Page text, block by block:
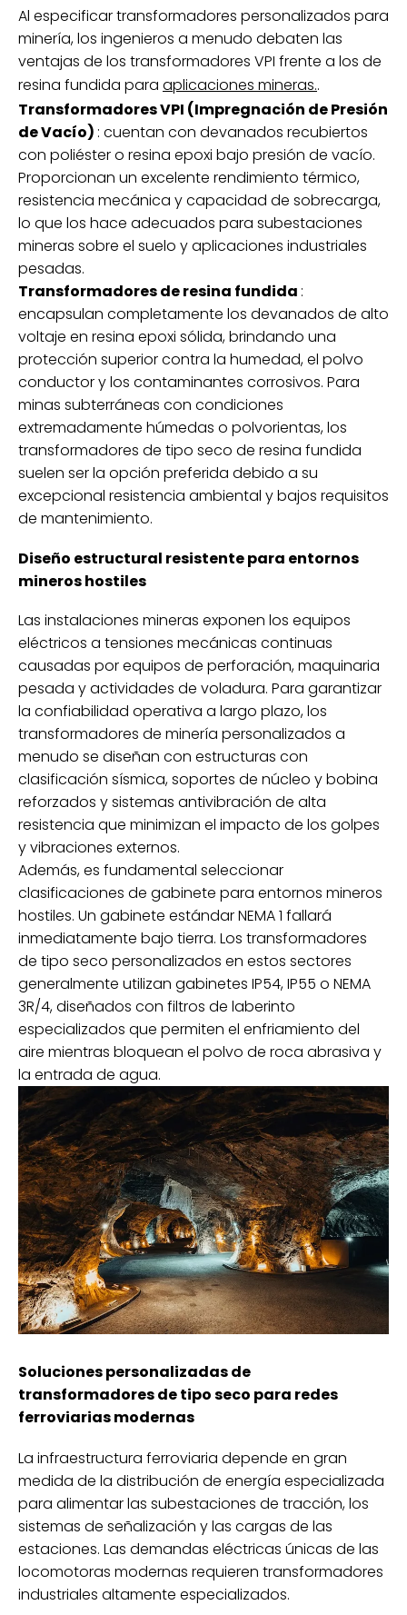
Al especificar transformadores personalizados para
minería, los ingenieros a menudo debaten las
ventajas de los transformadores VPI frente a los de
resina fundida para aplicaciones mineras..
Transformadores VPI (Impregnación de Presión
de Vacío) : cuentan con devanados recubiertos
con poliéster o resina epoxi bajo presión de vacío.
Proporcionan un excelente rendimiento térmico,
resistencia mecánica y capacidad de sobrecarga,
lo que los hace adecuados para subestaciones
mineras sobre el suelo y aplicaciones industriales
pesadas.
Transformadores de resina fundida :
encapsulan completamente los devanados de alto
voltaje en resina epoxi sólida, brindando una
protección superior contra la humedad, el polvo
conductor y los contaminantes corrosivos. Para
minas subterráneas con condiciones
extremadamente húmedas o polvorientas, los
transformadores de tipo seco de resina fundida
suelen ser la opción preferida debido a su
excepcional resistencia ambiental y bajos requisitos
de mantenimiento.
Diseño estructural resistente para entornos
mineros hostiles
Las instalaciones mineras exponen los equipos
eléctricos a tensiones mecánicas continuas
causadas por equipos de perforación, maquinaria
pesada y actividades de voladura. Para garantizar
la confiabilidad operativa a largo plazo, los
transformadores de minería personalizados a
menudo se diseñan con estructuras con
clasificación sísmica, soportes de núcleo y bobina
reforzados y sistemas antivibración de alta
resistencia que minimizan el impacto de los golpes
y vibraciones externos.
Además, es fundamental seleccionar
clasificaciones de gabinete para entornos mineros
hostiles. Un gabinete estándar NEMA 1 fallará
inmediatamente bajo tierra. Los transformadores
de tipo seco personalizados en estos sectores
generalmente utilizan gabinetes IP54, IP55 o NEMA
3R/4, diseñados con filtros de laberinto
especializados que permiten el enfriamiento del
aire mientras bloquean el polvo de roca abrasiva y
la entrada de agua.
Soluciones personalizadas de
transformadores de tipo seco para redes
ferroviarias modernas
La infraestructura ferroviaria depende en gran
medida de la distribución de energía especializada
para alimentar las subestaciones de tracción, los
sistemas de señalización y las cargas de las
estaciones. Las demandas eléctricas únicas de las
locomotoras modernas requieren transformadores
industriales altamente especializados.